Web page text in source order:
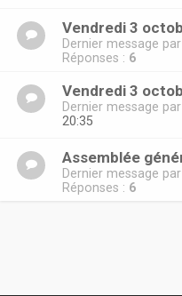
Vendredi 3
Dernier message par
Réponses : 6
Vendredi 3
Dernier message par
20:35
Assemblée
Dernier message par
Réponses : 6